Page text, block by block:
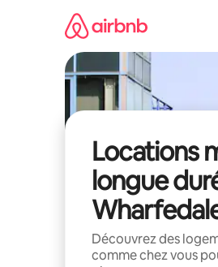
Locations
longue
Découvrez des
comme chez vous